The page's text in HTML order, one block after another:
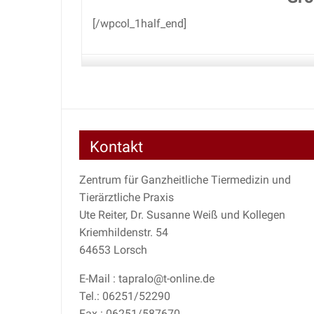
[/wpcol_1half_end]
Kontakt
Zentrum für Ganzheitliche Tiermedizin und
Tierärztliche Praxis
Ute Reiter, Dr. Susanne Weiß und Kollegen
Kriemhildenstr. 54
64653 Lorsch
E-Mail : tapralo@t-online.de
Tel.: 06251/52290